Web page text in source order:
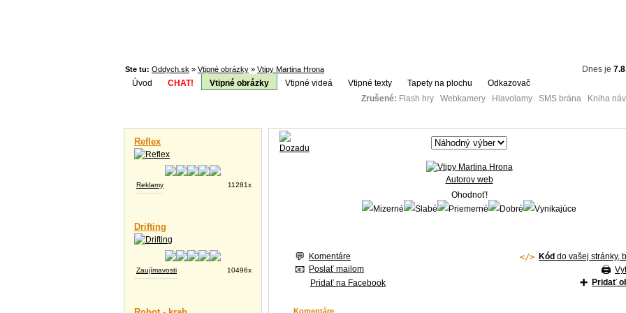
Ste tu: Oddych.sk » Vtipné obrázky » Vtipy Martina Hrona Dnes je
Úvod
CHAT! Vtipné obrázky Vtipné videá Vtipné texty Tapety na plochu
Odkazovač
Zrušené: Flash hry Webkamery Hlavolamy SMS brána Kniha
Reflex
Reklamy 11281x
Drifting
Zaujímavosti 10496x
Autorov web
Ohodnoť!
Komentáre
Poslať mailom
Pridať na Facebook
Kód do vašej stránky,
Pridať
Komentáre